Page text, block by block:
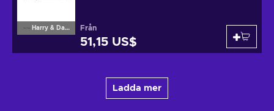
Harry & David Från
51,15 US$
Ladda mer